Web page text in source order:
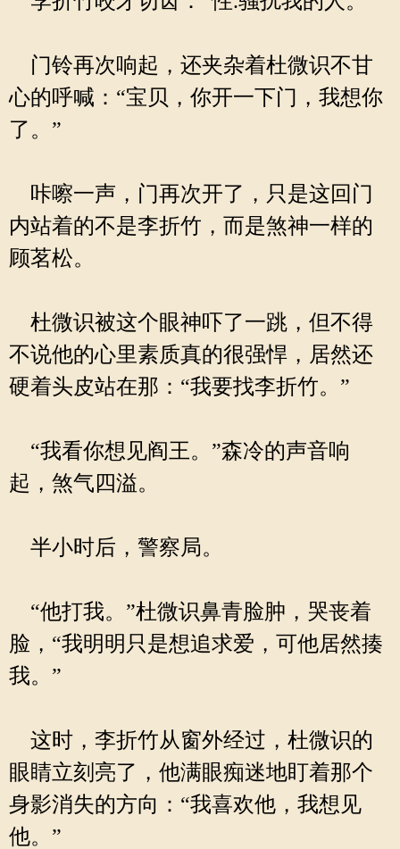
门铃再次响起，还夹杂着杜微识不甘
心的呼喊：“宝贝，你开一下门，我想你
了。”
咔嚓一声，门再次开了，只是这回门
内站着的不是李折竹，而是煞神一样的
顾茗松。
杜微识被这个眼神吓了一跳，但不得
不说他的心里素质真的很强悍，居然还
硬着头皮站在那：“我要找李折竹。”
“我看你想见阎王。”森冷的声音响
起，煞气四溢。
半小时后，警察局。
“他打我。”杜微识鼻青脸肿，哭丧着
脸，“我明明只是想追求爱，可他居然揍
我。”
这时，李折竹从窗外经过，杜微识的
眼睛立刻亮了，他满眼痴迷地盯着那个
身影消失的方向：“我喜欢他，我想见
他。”